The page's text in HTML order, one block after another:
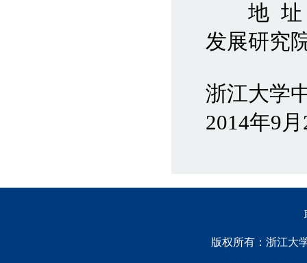
地 址：
发展研究
浙江大学
2014年9
版权所有：浙江大